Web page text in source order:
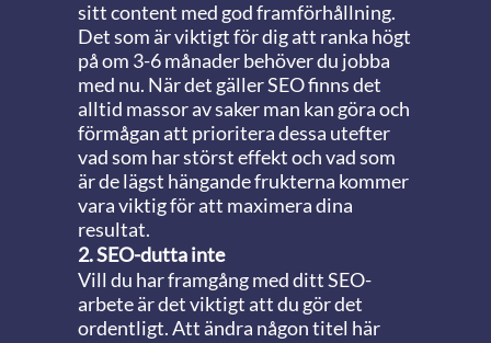
sitt content med god framförhållning.
Det som är viktigt för dig att ranka högt
på om 3-6 månader behöver du jobba
med nu. När det gäller SEO finns det
alltid massor av saker man kan göra och
förmågan att prioritera dessa utefter
vad som har störst effekt och vad som
är de lägst hängande frukterna kommer
vara viktig för att maximera dina
resultat.
2. SEO-dutta inte
Vill du har framgång med ditt SEO-
arbete är det viktigt att du gör det
ordentligt. Att ändra någon titel här